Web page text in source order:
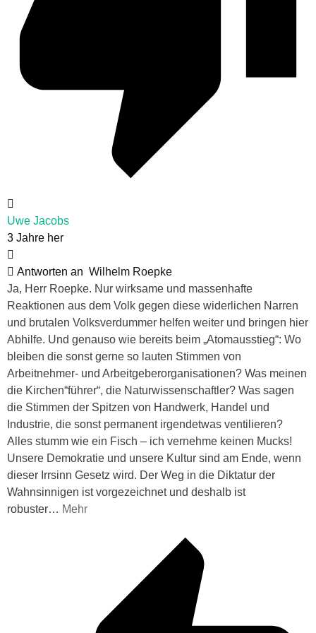
Uwe Jacobs
3 Jahre her
Antworten an Wilhelm Roepke
Ja, Herr Roepke. Nur wirksame und massenhafte
Reaktionen aus dem Volk gegen diese widerlichen Narren
und brutalen Volksverdummer helfen weiter und bringen hier
Abhilfe. Und genauso wie bereits beim „Atomausstieg“: Wo
bleiben die sonst gerne so lauten Stimmen von
Arbeitnehmer- und Arbeitgeberorganisationen? Was meinen
die Kirchen“führer“, die Naturwissenschaftler? Was sagen
die Stimmen der Spitzen von Handwerk, Handel und
Industrie, die sonst permanent irgendetwas ventilieren?
Alles stumm wie ein Fisch – ich vernehme keinen Mucks!
Unsere Demokratie und unsere Kultur sind am Ende, wenn
dieser Irrsinn Gesetz wird. Der Weg in die Diktatur der
Wahnsinnigen ist vorgezeichnet und deshalb ist
robuster… Mehr